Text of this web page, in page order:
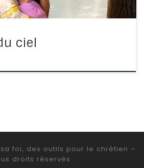
ciel
foi, des outils pour le chrétien –
droits réservés